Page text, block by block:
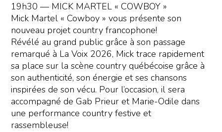
19h30 — MICK MARTEL « COWBOY »
Mick Martel « Cowboy » vous présente son
nouveau projet country francophone!
Révélé au grand public grâce à son passage
remarqué à La Voix 2026, Mick trace rapidement
sa place sur la scène country québécoise grâce à
son authenticité, son énergie et ses chansons
inspirées de son vécu. Pour l’occasion, il sera
accompagné de Gab Prieur et Marie-Odile dans
une performance country festive et
rassembleuse!